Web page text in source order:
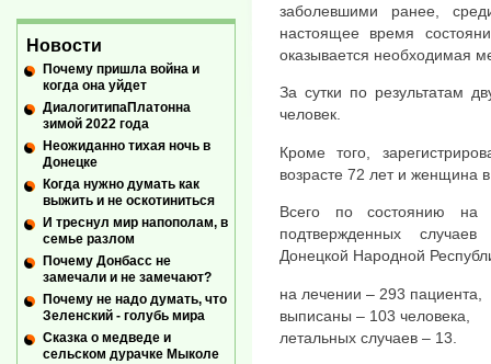
заболевшими ранее,
настоящее время
оказывается необходимая
За сутки по результатам
человек.
Кроме того,
возрасте 72 лет и женщина
Всего по состоянию на
подтвержденных
Донецкой Народной
на лечении – 293 пациента,
выписаны – 103 человека,
летальных случаев – 13.
Новости
Почему пришла война и
когда она уйдет
ДиалогитипаПлатонна
зимой 2022 года
Неожиданно тихая ночь в
Донецке
Когда нужно думать как
выжить и не оскотиниться
И треснул мир напополам, в
семье разлом
Почему Донбасс не
замечали и не замечают?
Почему не надо думать, что
Зеленский - голубь мира
Сказка о медведе и
сельском дурачке Мыколе